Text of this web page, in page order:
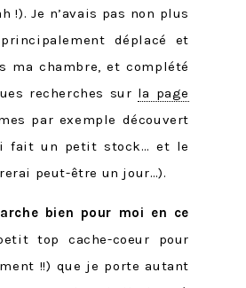
!). Je n’avais pas non plus
déplacé et
ma chambre, et complété
recherches sur la page
par exemple découvert
fait un petit stock… et le
peut-être un jour…).
bien pour moi en ce
top cache-coeur pour
!!) que je porte autant